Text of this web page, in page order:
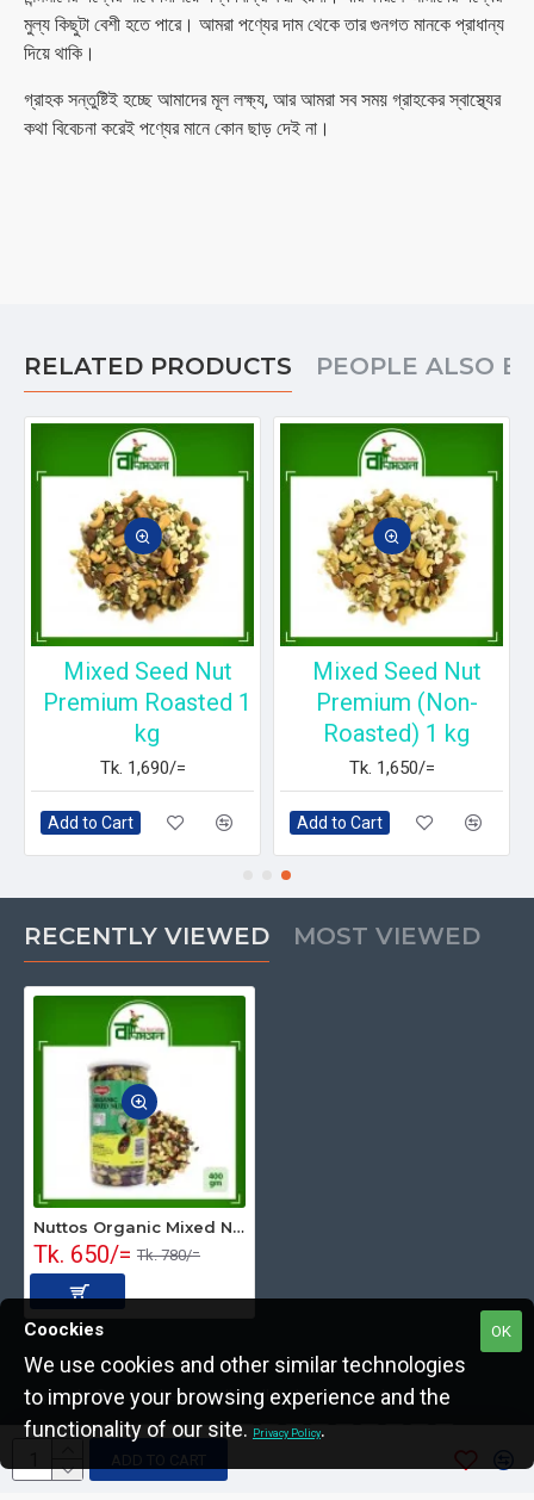
ADD TO CART
মুল্য কিছুটা বেশী হতে পারে। আমরা পণ্যের দাম থেকে তার গুনগত মানকে প্রাধান্য
দিয়ে থাকি।
গ্রাহক সন্তুষ্টিই হচ্ছে আমাদের মূল লক্ষ্য, আর আমরা সব সময় গ্রাহকের স্বাস্থ্যের
কথা বিবেচনা করেই পণ্যের মানে কোন ছাড় দেই না।
RELATED PRODUCTS PEOPLE ALSO
Mixed Seed Nut
Premium Roasted 1
kg
Tk. 1,690/=
Add to Cart
Mixed Seed Nut
Premium (Non-
Roasted) 1 kg
Tk. 1,650/=
Add to Cart
RECENTLY VIEWED MOST VIEWED
Nuttos Organic Mixed Nuts 400 gm
Tk. 650/= Tk. 780/=
Copyright © 2022, The Nut Seller, All Rights Reserved.
OK
Coockies
We use cookies and other similar technologies
to improve your browsing experience and the
functionality of our site. Privacy Policy.